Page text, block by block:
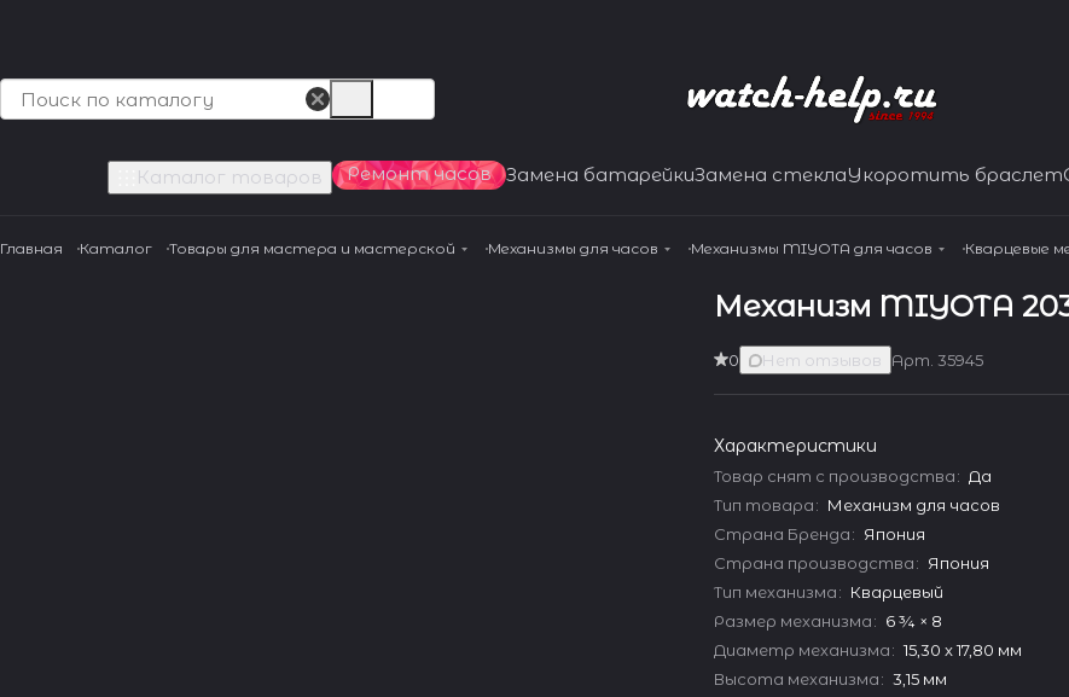
Каталог товаров Ремонт часов Замена батарейкиЗамена стеклаУкоротить браслет
Главная Каталог Товары для мастера и мастерской Механизмы для часов Механизмы MIYOTA для часов Кварцевые
Механизм MIYOTA
0 Нет отзывов Арт.35945
Характеристики
Товар снят с производства: Да
Тип товара: Механизм для часов
Страна Бренда: Япония
Страна производства: Япония
Тип механизма: Кварцевый
Размер механизма: 6 ¾ × 8
Диаметр механизма: 15,30 x 17,80 мм
Высота механизма: 3,15 мм